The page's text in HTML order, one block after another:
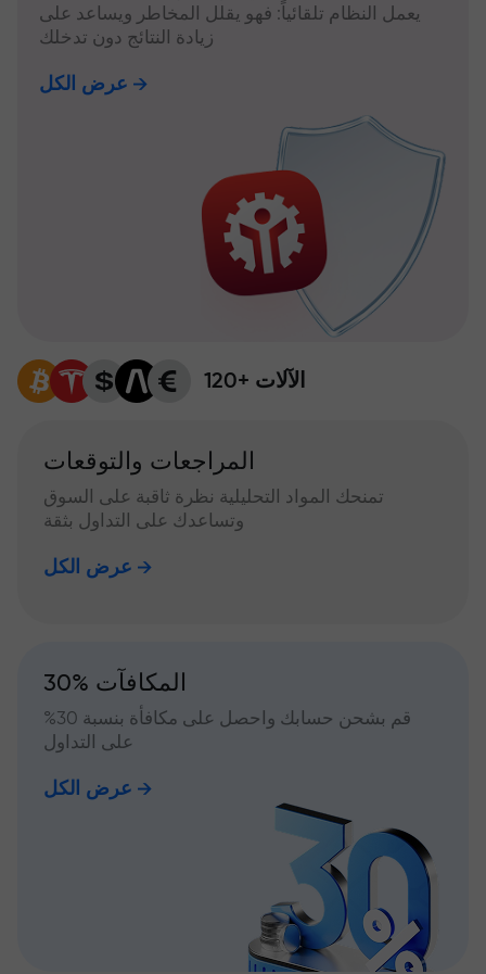
يعمل النظام تلقائياً: فهو يقلل المخاطر ويساعد على
زيادة النتائج دون تدخلك
عرض الكل
120+ الآلات
المراجعات والتوقعات
تمنحك المواد التحليلية نظرة ثاقبة على السوق
وتساعدك على التداول بثقة
عرض الكل
30% المكافآت
قم بشحن حسابك واحصل على مكافأة بنسبة 30%
على التداول
عرض الكل